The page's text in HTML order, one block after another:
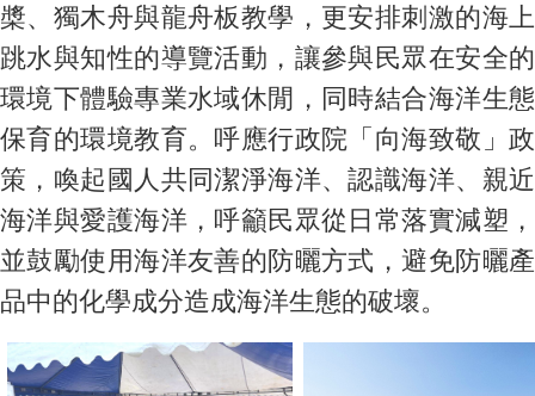
槳、獨木舟與龍舟板教學，更安排刺激的海上
跳水與知性的導覽活動，讓參與民眾在安全的
環境下體驗專業水域休閒，同時結合海洋生態
保育的環境教育。呼應行政院「向海致敬」政
策，喚起國人共同潔淨海洋、認識海洋、親近
海洋與愛護海洋，呼籲民眾從日常落實減塑，
並鼓勵使用海洋友善的防曬方式，避免防曬產
品中的化學成分造成海洋生態的破壞。